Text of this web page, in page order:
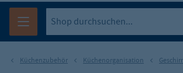
Küchenzubehör Küchenorganisation